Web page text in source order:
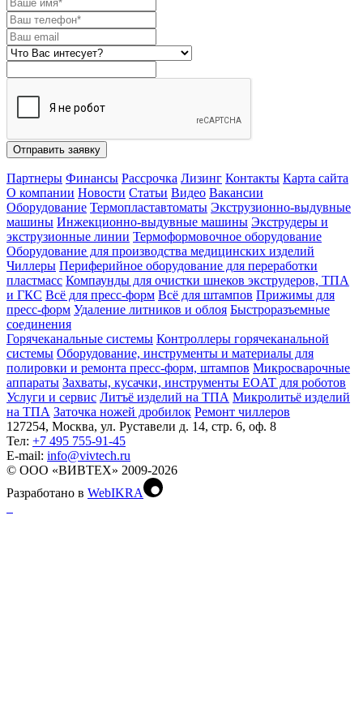
Отправить заявку
Партнеры Финансы Рассрочка Лизинг Контакты Карта сайта
О компании Новости Статьи Видео Вакансии
Оборудование Термопластавтоматы Экструзионно-выдувные
машины Инжекционно-выдувные машины Экструдеры и
экструзионные линии Термоформовочное оборудование
Оборудование для производства медицинских изделий
Чиллеры Периферийное оборудование для переработки
пластмасс Компаунды для очистки шнеков экструдеров, ТПА
и ГКС Всё для пресс-форм Всё для штампов Прижимы для
пресс-форм Удаление литников и облоя Быстроразъемные
соединения
Горячеканальные системы Контроллеры горячеканальной
системы Оборудование, инструменты и материалы для
полировки и ремонта пресс-форм, штампов Микросварочные
аппараты Захваты, кусачки, инструменты EOAT для роботов
Услуги и сервис Литъё изделий на ТПА Микролитьё изделий
на ТПА Заточка ножей дробилок Ремонт чиллеров
127254, Москва, ул. Руставели д. 14, стр. 6, оф. 8
Тел: +7 495 755-91-45
Е-mail: info@vivtech.ru
© ООО «ВИВТЕХ» 2009-2026
Разработано в WebIKRA